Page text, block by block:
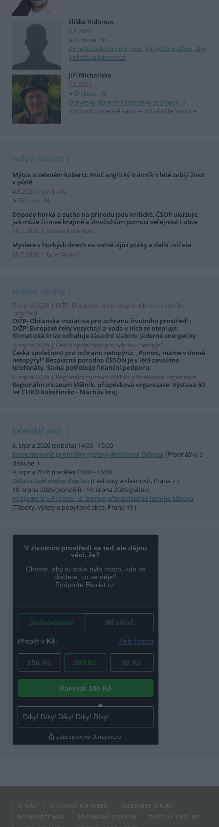
Eliška Vidomus
6.8.2026
Diskuse: 36
Klimatická krize není over. Vyzýváme vládu, aby
ji přestala ignorovat
Jiří Michalisko
6.8.2026
Diskuse: 18
Otevřený dopis ministerstvu průmyslu a
obchodu ohledně sanace odvalu Heřmanice
rady a návody
Mýtus o zeleném koberci: Proč anglický trávník v létě zabíjí život
v půdě
4.8.2026 | Jan Skala
Diskuse: 34
Dopady horka a sucha na přírodu jsou kritické. ČSOP ukazuje,
jak může žíznivé krajině a živočichům pomoci veřejnost i obce
29.7.2026 | Zuzana Kučerová
Myslete v horkých dnech na volně žijící ptáky a další zvířata
28.7.2026 | Karel Makoň
tiskové zprávy
7. srpna 2026 | OIŽP- Občanská iniciativa pro ochranu životního
prostředí
OIŽP- Občanská iniciativa pro ochranu životního prostředí :
OIŽP: Evropské řeky vysychají a voda v nich se otepluje:
Klimatická krize odhaluje zásadní slabinu jaderné energetiky
7. srpna 2026 | Česká společnost pro ochranu netopýrů
Česká společnost pro ochranu netopýrů: „Pomoc, máme v domě
netopýry!“ Bezplatná poradna ČESON je v létě zavalena
telefonáty. Sama potřebuje finanční podporu.
6. srpna 2026 | Regionální muzeum Mělník, příspěvková organizace
Regionální muzeum Mělník, příspěvková organizace: Výstava 50
let CHKO Kokořínsko - Máchův kraj
kalendář akcí
8. srpna 2026 (sobota) 14:00 - 15:00
Komentované prohlídky výstavy Rostlinná Odysea (Přednášky a
diskuse, )
9. srpna 2026 (neděle) 10:00 - 16:00
Oslava Světového dne lvů (Festivaly a slavnosti, Praha 7 )
10. srpna 2026 (pondělí) - 14. srpna 2026 (pátek)
Hrajeme si v Pralese - 2. turnus příměstského letního tábora
(Tábory, výlety a pobytové akce, Praha 19 )
O NÁS NOVINKY NA WEBU
INZERUJTE U NÁS
PODPOŘTE NÁS
PŘEBÍRÁNÍ OBSAHU
TIŠTĚNÝ EKOLIST